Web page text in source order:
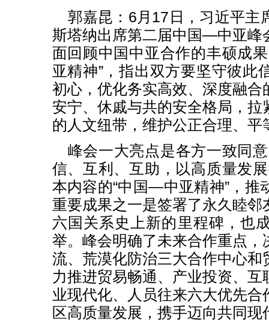
郭嘉昆：6月17日，习近平主
斯塔纳出席第二届中国—中亚峰
面回顾中国中亚合作的丰硕成
亚精神”，指出双方要坚守彼此
初心，优化务实高效、深度融合
安宁、休戚与共的安全格局，拉
的人文纽带，维护公正合理、平
峰会一大亮点是各方一致同
信、互利、互助，以高质量发
本内容的“中国—中亚精神”，推
重要成果之一是签署了永久睦邻
六国关系史上新的里程碑，也
举。峰会明确了未来合作重点，
流、荒漠化防治三大合作中心和
力推进贸易畅通、产业投资、
业现代化、人员往来六大优先合
区高质量发展，携手迈向共同